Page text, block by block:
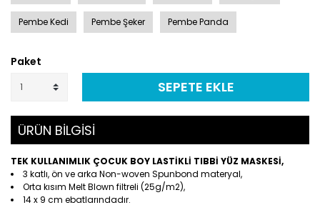
Pembe Kedi Pembe Şeker Pembe Panda
Paket
SEPETE EKLE
ÜRÜN BİLGİSİ
TEK KULLANIMLIK ÇOCUK BOY LASTİKLİ TIBBİ YÜZ MASKESİ,
3 katlı, ön ve arka Non-woven Spunbond materyal,
Orta kısım Melt Blown filtreli (25g/m2),
14 x 9 cm ebatlarındadır.